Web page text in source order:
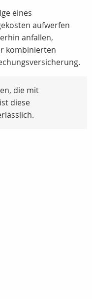
eines
aufwerfen
anfallen,
kombinierten
die mit
diese